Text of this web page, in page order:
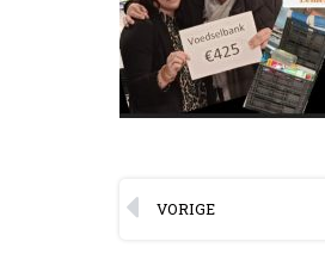
VORIGE